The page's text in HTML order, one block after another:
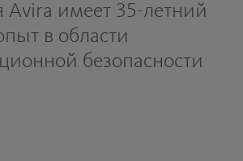
Avira имеет 35-летний
в области
безопасности